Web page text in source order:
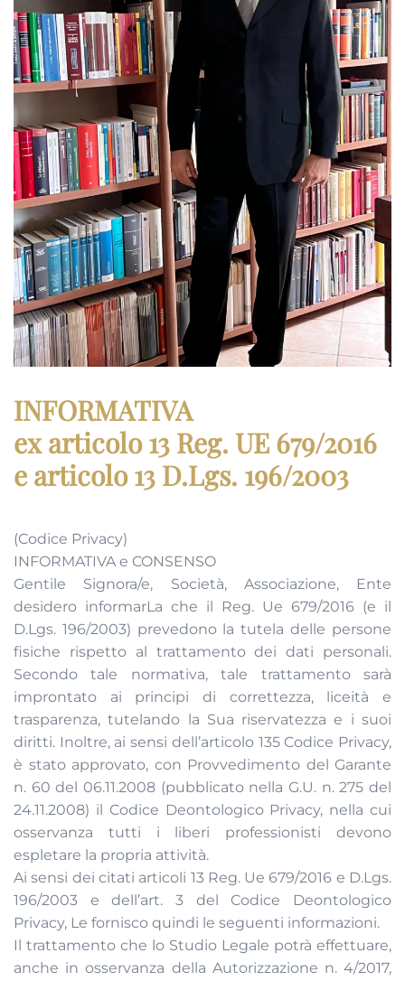
INFORMATIVA
ex articolo 13 Reg. UE 679/2016
e articolo 13 D.Lgs. 196/2003
(Codice Privacy)
INFORMATIVA e CONSENSO
Gentile Signora/e, Società, Associazione, Ente
desidero informarLa che il Reg. Ue 679/2016 (e il
D.Lgs. 196/2003) prevedono la tutela delle persone
fisiche rispetto al trattamento dei dati personali.
Secondo tale normativa, tale trattamento sarà
improntato ai principi di correttezza, liceità e
trasparenza, tutelando la Sua riservatezza e i suoi
diritti. Inoltre, ai sensi dell’articolo 135 Codice Privacy,
è stato approvato, con Provvedimento del Garante
n. 60 del 06.11.2008 (pubblicato nella G.U. n. 275 del
24.11.2008) il Codice Deontologico Privacy, nella cui
osservanza tutti i liberi professionisti devono
espletare la propria attività.
Ai sensi dei citati articoli 13 Reg. Ue 679/2016 e D.Lgs.
196/2003 e dell’art. 3 del Codice Deontologico
Privacy, Le fornisco quindi le seguenti informazioni.
Il trattamento che lo Studio Legale potrà effettuare,
anche in osservanza della Autorizzazione n. 4/2017,